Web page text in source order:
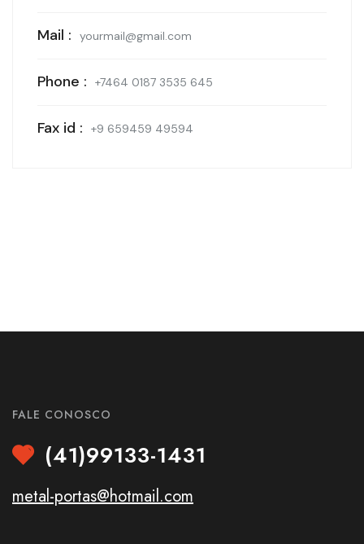
Mail : yourmail@gmail.com
Phone : +7464 0187 3535 645
Fax id : +9 659459 49594
FALE CONOSCO
(41)99133-1431
metal-portas@hotmail.com